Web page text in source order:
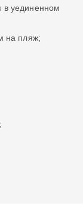
уединенном
на пляж;